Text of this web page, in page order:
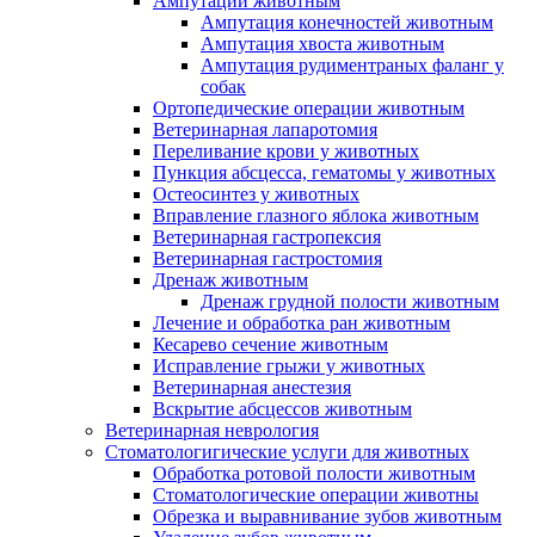
Ампутация конечностей животным
Ампутация хвоста животным
Ампутация рудиментраных фаланг у
собак
Ортопедические операции животным
Ветеринарная лапаротомия
Переливание крови у животных
Пункция абсцесса, гематомы у животных
Остеосинтез у животных
Вправление глазного яблока животным
Ветеринарная гастропексия
Ветеринарная гастростомия
Дренаж животным
Дренаж грудной полости животным
Лечение и обработка ран животным
Кесарево сечение животным
Исправление грыжи у животных
Ветеринарная анестезия
Вскрытие абсцессов животным
Ветеринарная неврология
Стоматологигические услуги для животных
Обработка ротовой полости животным
Стоматологические операции животны
Обрезка и выравнивание зубов животным